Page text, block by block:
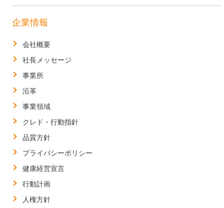
企業情報
会社概要
社長メッセージ
事業所
沿革
事業領域
クレド・行動指針
品質方針
プライバシーポリシー
健康経営宣言
行動計画
人権方針